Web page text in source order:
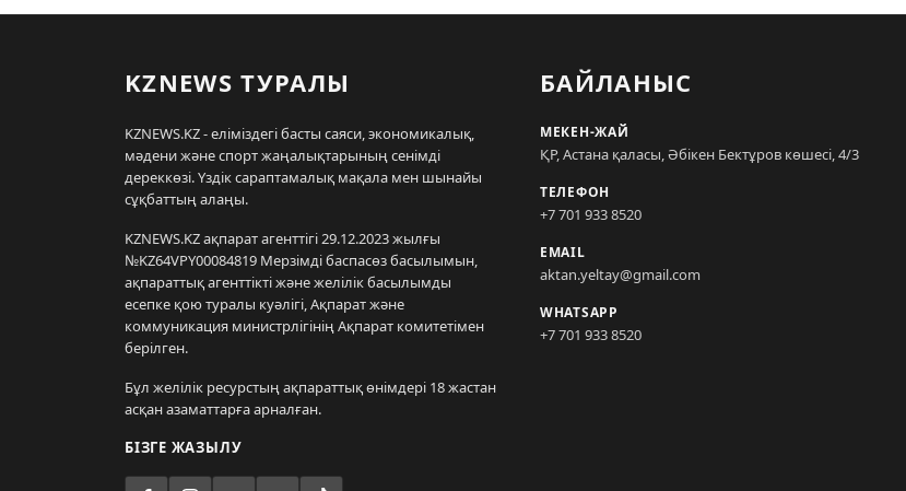
KZNEWS ТУРАЛЫ
KZNEWS.KZ - еліміздегі басты саяси, экономикалық,
мәдени және спорт жаңалықтарының сенімді
дереккөзі. Үздік сараптамалық мақала мен шынайы
сұқбаттың алаңы.
KZNEWS.KZ ақпарат агенттігі 29.12.2023 жылғы
№KZ64VPY00084819 Мерзімді баспасөз басылымын,
ақпараттық агенттікті және желілік басылымды
есепке қою туралы куәлігі, Ақпарат және
коммуникация министрлігінің Ақпарат комитетімен
берілген.
Бұл желілік ресурстың ақпараттық өнімдері 18 жастан
асқан азаматтарға арналған.
БІЗГЕ ЖАЗЫЛУ
БАЙЛАНЫС
МЕКЕН-ЖАЙ
ҚР, Астана қаласы, Әбікен Бектұров көшесі, 4/3
ТЕЛЕФОН
+7 701 933 8520
EMAIL
aktan.yeltay@gmail.com
WHATSAPP
+7 701 933 8520